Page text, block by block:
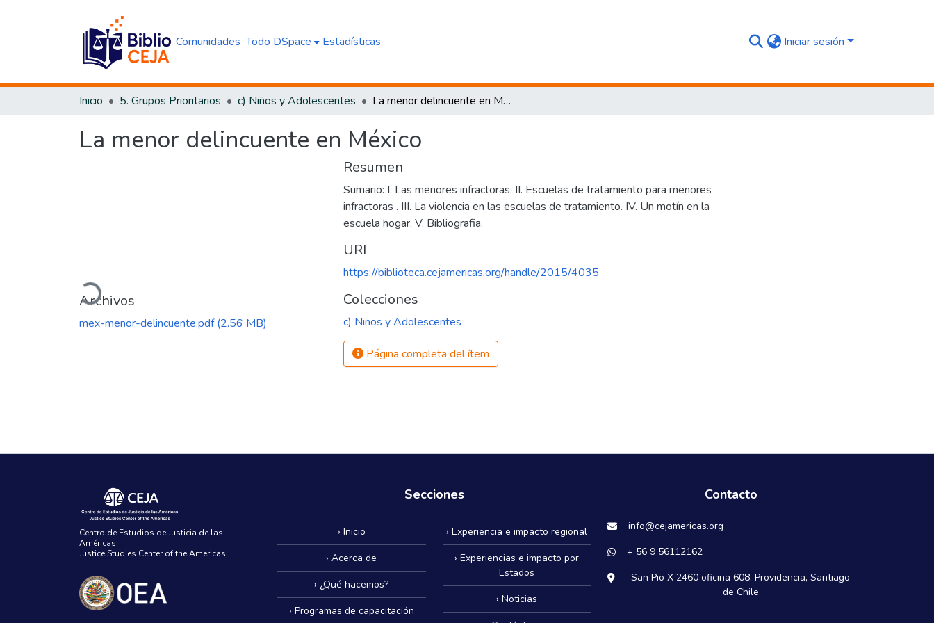
Comunidades Todo DSpace Estadísticas Iniciar sesión
Inicio 5. Grupos Prioritarios c) Niños y Adolescentes La menor delincuente en México
La menor delincuente en México
Cargando...
Archivos
mex-menor-delincuente.pdf(2.56 MB)
Resumen
Sumario: I. Las menores infractoras. II. Escuelas de tratamiento para menores
infractoras . III. La violencia en las escuelas de tratamiento. IV. Un motín en la
escuela hogar. V. Bibliografia.
URI
https://biblioteca.cejamericas.org/handle/2015/4035
Colecciones
c) Niños y Adolescentes
Página completa del ítem
Centro de Estudios de Justicia de las
Américas
Justice Studies Center of the Americas
Secciones
› Inicio
› Acerca de
› ¿Qué hacemos?
› Programas de capacitación
› Experiencia e impacto regional
› Experiencias e impacto por
Estados
› Noticias
Contacto
info@cejamericas.org
+ 56 9 56112162
San Pio X 2460 oficina 608. Providencia, Santiago
de Chile